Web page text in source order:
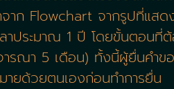
าก Flowchart จากรูปที่แสด
วลาประมาณ 1 ปี โดยขั้นตอน
รณา 5 เดือน) ทั้งนี้ผู้ยื่นคำขอ
ายด้วยตนเองก่อนทำการยื่น